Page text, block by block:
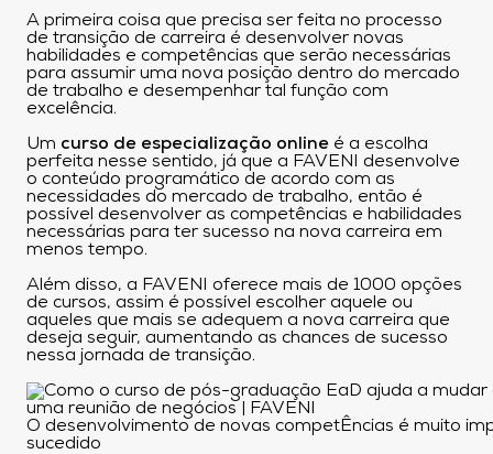
A primeira coisa que precisa ser feita no processo
de transição de carreira é desenvolver novas
habilidades e competências que serão necessárias
para assumir uma nova posição dentro do mercado
de trabalho e desempenhar tal função com
excelência.
Um curso de especialização online é a escolha
perfeita nesse sentido, já que a FAVENI desenvolve
o conteúdo programático de acordo com as
necessidades do mercado de trabalho, então é
possível desenvolver as competências e habilidades
necessárias para ter sucesso na nova carreira em
menos tempo.
Além disso, a FAVENI oferece mais de 1000 opções
de cursos, assim é possível escolher aquele ou
aqueles que mais se adequem a nova carreira que
deseja seguir, aumentando as chances de sucesso
nessa jornada de transição.
O desenvolvimento de novas competÊncias é muito
sucedido